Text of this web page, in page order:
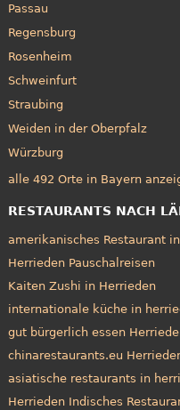
Passau
Regensburg
Rosenheim
Schweinfurt
Straubing
Weiden in der Oberpfalz
Würzburg
alle 492 Orte in Bayern
RESTAURANTS NACH
amerikanisches Restaurant
Herrieden Pauschalreisen
Kaiten Zushi in Herrieden
internationale küche in
gut bürgerlich essen
chinarestaurants.eu
asiatische restaurants in
Herrieden Indisches